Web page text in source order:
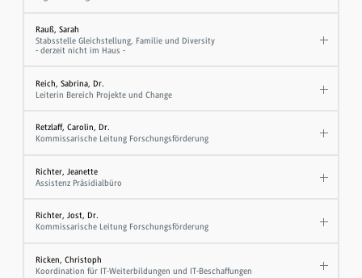
Rauß, Sarah
Stabsstelle Gleichstellung, Familie und Diversity
- derzeit nicht im Haus -
Reich, Sabrina, Dr.
Leiterin Bereich Projekte und Change
Retzlaff, Carolin, Dr.
Kommissarische Leitung Forschungsförderung
Richter, Jeanette
Assistenz Präsidialbüro
Richter, Jost, Dr.
Kommissarische Leitung Forschungsförderung
Ricken, Christoph
Koordination für IT-Weiterbildungen und IT-Beschaffungen